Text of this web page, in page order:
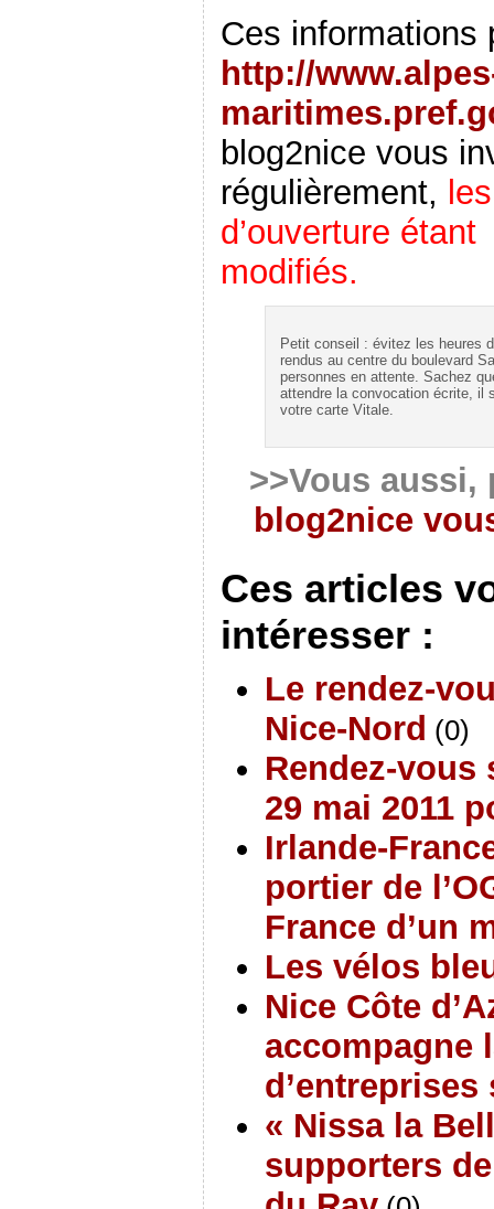
Ces informations
http://
blog2nice vous
régulièrement,
d’ouverture
modifiés.
Petit conseil : évitez les heures
rendus au centre du boulevard
personnes en attente. Sachez
attendre la convocation écrite, il
votre carte Vitale.
>>Vous aussi,
blog2nice
Ces articles
intéresser :
Le rendez-
Nice-Nord (0)
Rendez-vous
29 mai 2011
Irlande-
portier de
France d’un
Les vélos
Nice Côte
accompagne
« Nissa la
supporters de